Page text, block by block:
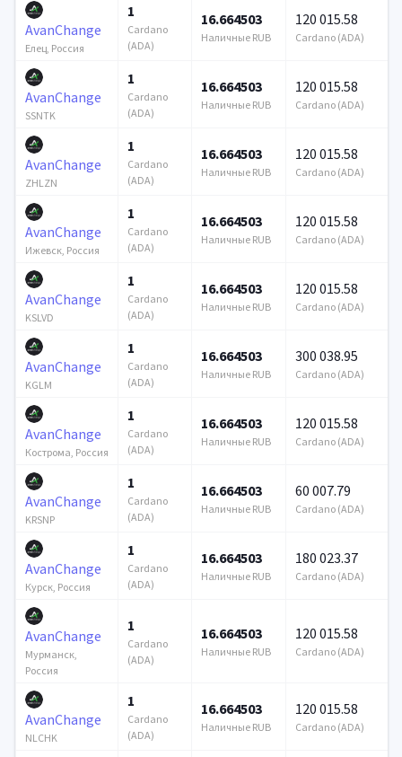
AvanChange
Елец, Россия
1
Cardano
(ADA)
16.664503
Наличные RUB
120 015.58
Cardano (ADA)
AvanChange
SSNTK
1
Cardano
(ADA)
16.664503
Наличные RUB
120 015.58
Cardano (ADA)
AvanChange
ZHLZN
1
Cardano
(ADA)
16.664503
Наличные RUB
120 015.58
Cardano (ADA)
AvanChange
Ижевск, Россия
1
Cardano
(ADA)
16.664503
Наличные RUB
120 015.58
Cardano (ADA)
AvanChange
KSLVD
1
Cardano
(ADA)
16.664503
Наличные RUB
120 015.58
Cardano (ADA)
AvanChange
KGLM
1
Cardano
(ADA)
16.664503
Наличные RUB
300 038.95
Cardano (ADA)
AvanChange
Кострома, Россия
1
Cardano
(ADA)
16.664503
Наличные RUB
120 015.58
Cardano (ADA)
AvanChange
KRSNP
1
Cardano
(ADA)
16.664503
Наличные RUB
60 007.79
Cardano (ADA)
AvanChange
Курск, Россия
1
Cardano
(ADA)
16.664503
Наличные RUB
180 023.37
Cardano (ADA)
AvanChange
Мурманск,
Россия
1
Cardano
(ADA)
16.664503
Наличные RUB
120 015.58
Cardano (ADA)
AvanChange
NLCHK
1
Cardano
(ADA)
16.664503
Наличные RUB
120 015.58
Cardano (ADA)